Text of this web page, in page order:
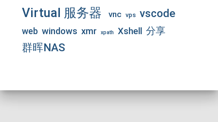
Virtual 服务器 vnc vps vscode
web windows xmr xpath Xshell 分享
群晖NAS